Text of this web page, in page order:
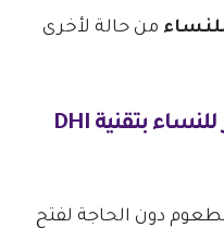
من حالة لأخرى
بتقنية DHI
دون الحاجة لفتح